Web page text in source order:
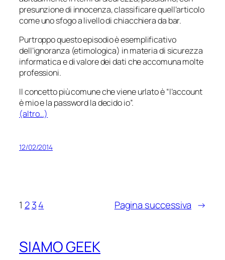
presunzione di innocenza, classificare quell’articolo
come uno sfogo a livello di chiacchiera da bar.
Purtroppo questo episodio è esemplificativo
dell’ignoranza (etimologica) in materia di sicurezza
informatica e di valore dei dati che accomuna molte
professioni.
Il concetto più comune che viene urlato è “l’account
è mio e la password la decido io”.
(altro…)
12/02/2014
1 2 34 Pagina successiva →
SIAMO GEEK